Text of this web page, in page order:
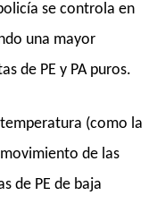
se controla en
una mayor
de PE y PA puros.
(como la
de las
de PE de baja